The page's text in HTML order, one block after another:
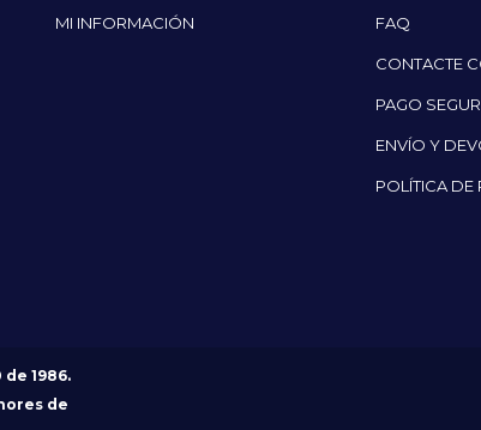
MI INFORMACIÓN FAQ
CONTACTE
PAGO
ENVÍO Y
POLÍTICA DE
1986.
de